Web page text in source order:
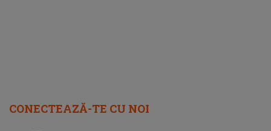
CONECTEAZĂ-TE CU NOI